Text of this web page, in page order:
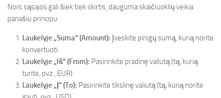
Nors sąsajos gali šiek tiek skirtis, dauguma skaičiuoklių veikia
panašiu principu:
Laukelyje „Suma“ (Amount): Įveskite pinigų sumą, kurią norite
konvertuoti.
Laukelyje „Iš“ (From): Pasirinkite pradinę valiutą (tą, kurią
turite, pvz., EUR).
Laukelyje „Į“ (To): Pasirinkite tikslinę valiutą (tą, kurią norite